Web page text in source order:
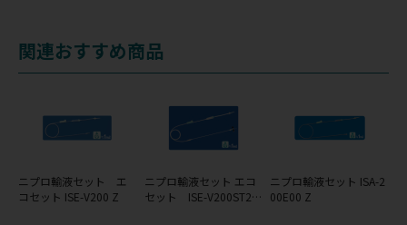
関連おすすめ商品
ニプロ輸液セット エ
コセット ISE-V200 Z
ニプロ輸液セット エコ
セット ISE-V200ST22
ニプロ輸液セット ISA-2
00E00 Z